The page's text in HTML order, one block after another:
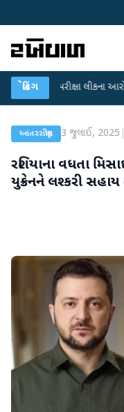
બ્રેકિંગ
લીકના આરોપો પર રાહુલ
આંતરરાષ્ટ્રીય 3 જુલાઈ, 2025
રશિયાના વધતા
યુક્રેનને લશ્કરી સહાય